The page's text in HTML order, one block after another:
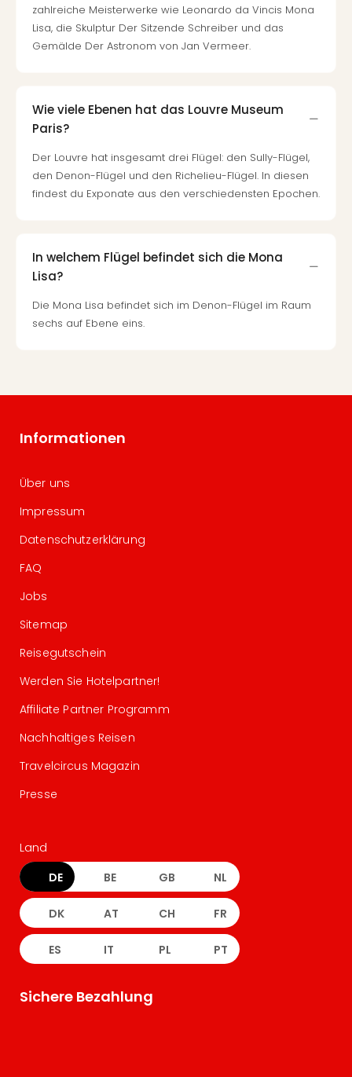
zahlreiche Meisterwerke wie Leonardo da Vincis Mona
Lisa, die Skulptur Der Sitzende Schreiber und das
Gemälde Der Astronom von Jan Vermeer.
Wie viele Ebenen hat das Louvre Museum
Paris?
Der Louvre hat insgesamt drei Flügel: den Sully-Flügel,
den Denon-Flügel und den Richelieu-Flügel. In diesen
findest du Exponate aus den verschiedensten Epochen.
In welchem Flügel befindet sich die Mona
Lisa?
Die Mona Lisa befindet sich im Denon-Flügel im Raum
sechs auf Ebene eins.
Informationen
Über uns
Impressum
Datenschutzerklärung
FAQ
Jobs
Sitemap
Reisegutschein
Werden Sie Hotelpartner!
Affiliate Partner Programm
Nachhaltiges Reisen
Travelcircus Magazin
Presse
Land
DE BE GB NL
DK AT CH FR
ES IT PL PT
Sichere Bezahlung